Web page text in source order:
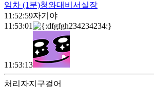
임차 (1분)청와대비서실장
11:52:59자기야
11:53:01
11:53:13
처리자지구걸어